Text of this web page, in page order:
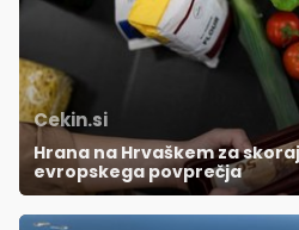
Cekin.si
Hrana na Hrvaškem za
evropskega povprečja